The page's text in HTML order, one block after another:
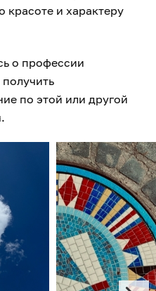
красоте и характеру
о профессии
по этой или другой